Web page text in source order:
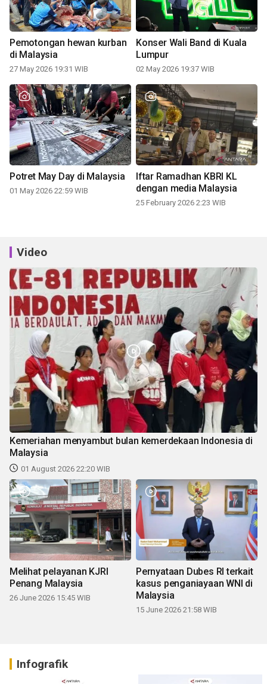
Pemotongan hewan kurban
di Malaysia
27 May 2026 19:31 WIB
Konser Wali Band di Kuala
Lumpur
02 May 2026 19:37 WIB
Potret May Day di Malaysia
01 May 2026 22:59 WIB
Iftar Ramadhan KBRI KL
dengan media Malaysia
25 February 2026 2:23 WIB
Video
Kemeriahan menyambut bulan kemerdekaan Indonesia di
Malaysia
01 August 2026 22:20 WIB
Melihat pelayanan KJRI
Penang Malaysia
26 June 2026 15:45 WIB
Pernyataan Dubes RI terkait
kasus penganiayaan WNI di
Malaysia
15 June 2026 21:58 WIB
Infografik